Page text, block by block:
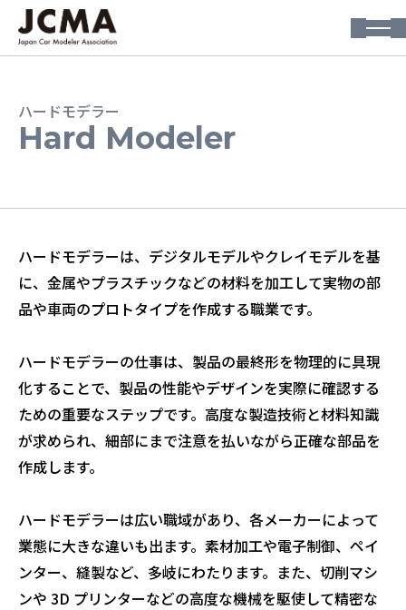
ハードモデラー
Hard Modeler
ハードモデラーは、デジタルモデルやクレイモデルを基
に、金属やプラスチックなどの材料を加工して実物の部
品や車両のプロトタイプを作成する職業です。
ハードモデラーの仕事は、製品の最終形を物理的に具現
化することで、製品の性能やデザインを実際に確認する
ための重要なステップです。高度な製造技術と材料知識
が求められ、細部にまで注意を払いながら正確な部品を
作成します。
ハードモデラーは広い職域があり、各メーカーによって
業態に大きな違いも出ます。素材加工や電子制御、ペイ
ンター、縫製など、多岐にわたります。また、切削マシ
ンや 3D プリンターなどの高度な機械を駆使して精密な